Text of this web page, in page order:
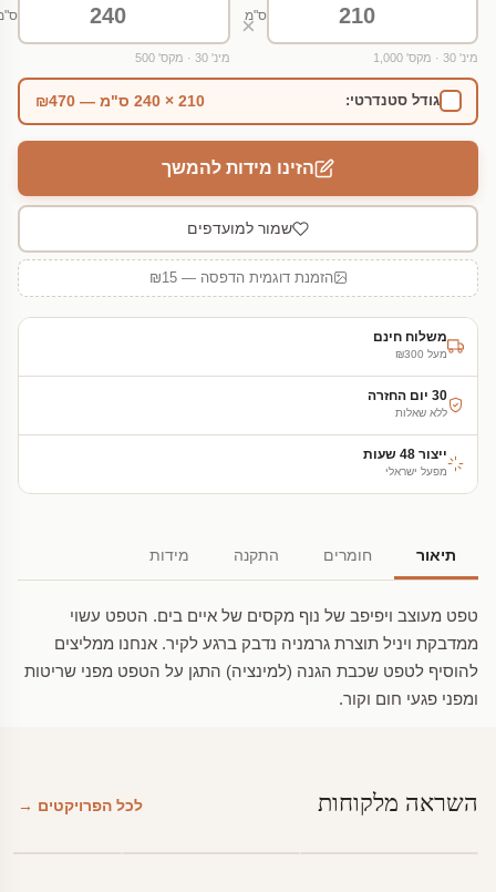
ס"מ
מינ' 30 · מקס' 1,000
×
מינ' 30 · מקס' 500
גודל סטנדרטי: 210 × 240 ס"מ — ₪470
הזינו מידות להמשך
שמור למועדפים
הזמנת דוגמית הדפסה — ₪15
משלוח חינם
מעל ₪300
30 יום החזרה
ללא שאלות
ייצור 48 שעות
מפעל ישראלי
תיאור חומרים התקנה מידות
טפט מעוצב ויפיפב של נוף מקסים של איים בים. הטפט עשוי
ממדבקת ויניל תוצרת גרמניה נדבק ברגע לקיר. אנחנו ממליצים
להוסיף לטפט שכבת הגנה (למינציה) התגן על הטפט מפני שריטות
ומפני פגעי חום וקור.
השראה מלקוחות לכל הפרויקטים →